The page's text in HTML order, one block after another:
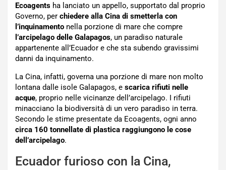
Ecoagents ha lanciato un appello, supportato dal proprio
Governo, per chiedere alla Cina di smetterla con
l’inquinamento nella porzione di mare che compre
l’arcipelago delle Galapagos, un paradiso naturale
appartenente all’Ecuador e che sta subendo gravissimi
danni da inquinamento.
La Cina, infatti, governa una porzione di mare non molto
lontana dalle isole Galapagos, e scarica rifiuti nelle
acque, proprio nelle vicinanze dell’arcipelago. I rifiuti
minacciano la biodiversità di un vero paradiso in terra.
Secondo le stime presentate da Ecoagents, ogni anno
circa 160 tonnellate di plastica raggiungono le cose
dell’arcipelago.
Ecuador furioso con la Cina,